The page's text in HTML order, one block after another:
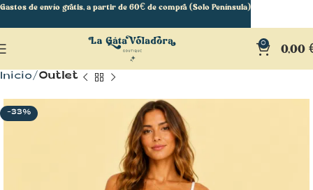
0 0,00
Inicio Outlet
-33%
Gastos de envío gratis, a partir de 60€ de compra (Solo Península)